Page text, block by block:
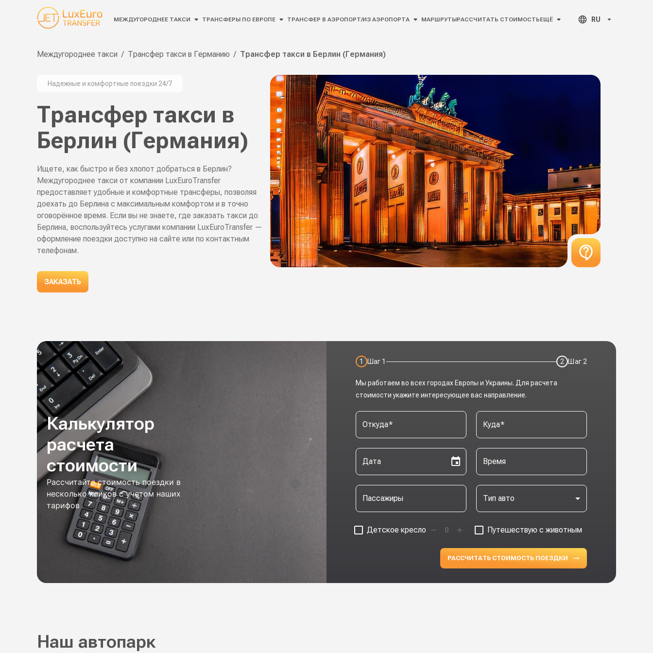
МЕЖДУГОРОДНЕЕ ТАКСИ ТРАНСФЕРЫ ПО ЕВРОПЕ ТРАНСФЕР В АЭРОПОРТ/ИЗ АЭРОПОРТА МАРШРУТЫРАССЧИТАТЬ СТОИМОСТЬЕЩЁ RU
Междугороднее такси / Трансфер такси в Германию / Трансфер такси в Берлин (Германия)
Надежные и комфортные поездки 24/7
Трансфер такси в
Берлин (Германия)
Ищете, как быстро и без хлопот добраться в Берлин?
Междугороднее такси от компании LuxEuroTransfer
предоставляет удобные и комфортные трансферы, позволяя
доехать до Берлина с максимальным комфортом и в точно
оговорённое время. Если вы не знаете, где заказать такси до
Берлина, воспользуйтесь услугами компании LuxEuroTransfer —
оформление поездки доступно на сайте или по контактным
телефонам.
ЗАКАЗАТЬ
Калькулятор
расчета
стоимости
Рассчитайте стоимость поездки в
несколько кликов с учетом наших
тарифов
1 Шаг 1 2 Шаг2
Мы работаем во всех городах Европы и Украины. Для расчета
стоимости укажите интересующее вас направление.
Откуда* Куда*
Дата Время
Пассажиры Тип авто
Детское кресло 0 Путешествую с животным
РАССЧИТАТЬ СТОИМОСТЬ ПОЕЗДКИ
Наш автопарк